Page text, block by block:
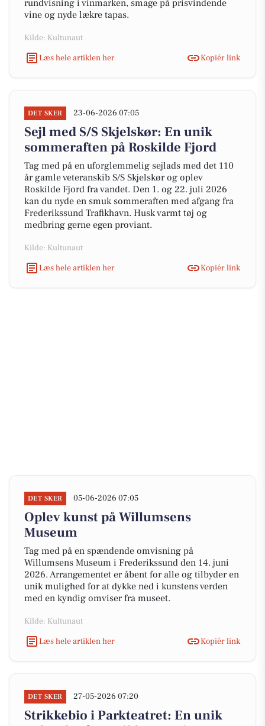
rundvisning i vinmarken, smage på prisvindende
vine og nyde lækre tapas.
Kilde: Kultunaut
Læs hele artiklen her
Kopiér link
DET SKER 23-06-2026 07:05
Sejl med S/S Skjelskør: En unik
sommeraften på Roskilde Fjord
Tag med på en uforglemmelig sejlads med det 110
år gamle veteranskib S/S Skjelskør og oplev
Roskilde Fjord fra vandet. Den 1. og 22. juli 2026
kan du nyde en smuk sommeraften med afgang fra
Frederikssund Trafikhavn. Husk varmt tøj og
medbring gerne egen proviant.
Kilde: Kultunaut
Læs hele artiklen her
Kopiér link
DET SKER 05-06-2026 07:05
Oplev kunst på Willumsens
Museum
Tag med på en spændende omvisning på
Willumsens Museum i Frederikssund den 14. juni
2026. Arrangementet er åbent for alle og tilbyder en
unik mulighed for at dykke ned i kunstens verden
med en kyndig omviser fra museet.
Kilde: Kultunaut
Læs hele artiklen her
Kopiér link
DET SKER 27-05-2026 07:20
Strikkebio i Parkteatret: En unik